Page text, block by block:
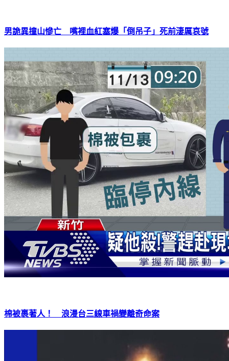
男詭異撞山慘亡 嘴裡血紅塞爆「倒吊子」死前淒厲哀號
棉被裹著人！ 浪漫台三線車禍變離奇命案